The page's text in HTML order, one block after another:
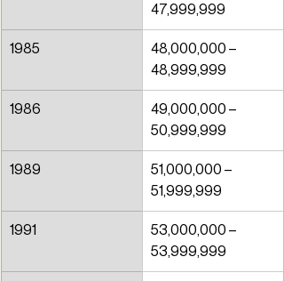
47,999,999
1985
48,000,000 –
48,999,999
1986
49,000,000 –
50,999,999
1989
51,000,000 –
51,999,999
1991
53,000,000 –
53,999,999